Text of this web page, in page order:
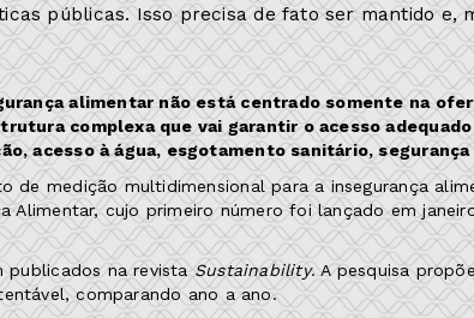
públicas. Isso precisa de fato ser mantido e,
alimentar não está centrado somente na
complexa que vai garantir o acesso
acesso à água, esgotamento sanitário,
medição multidimensional para a insegurança
Alimentar, cujo primeiro número foi lançado em
publicados na revistaSustainability. A pesquisa
comparando ano a ano.